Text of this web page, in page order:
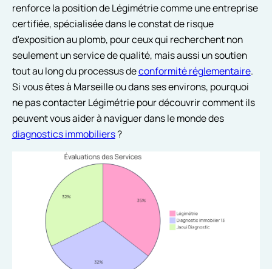
renforce la position de Légimétrie comme une entreprise
certifiée, spécialisée dans le constat de risque
d'exposition au plomb, pour ceux qui recherchent non
seulement un service de qualité, mais aussi un soutien
tout au long du processus deconformité réglementaire.
Si vous êtes à Marseille ou dans ses environs, pourquoi
ne pas contacter Légimétrie pour découvrir comment ils
peuvent vous aider à naviguer dans le monde des
diagnostics immobiliers?